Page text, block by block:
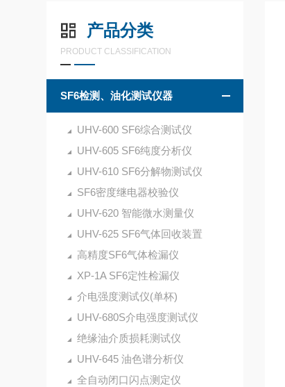
产品分类
PRODUCT CLASSIFICATION
SF6检测、油化测试仪器
UHV-600 SF6综合测试仪
UHV-605 SF6纯度分析仪
UHV-610 SF6分解物测试仪
SF6密度继电器校验仪
UHV-620 智能微水测量仪
UHV-625 SF6气体回收装置
高精度SF6气体检漏仪
XP-1A SF6定性检漏仪
介电强度测试仪(单杯)
UHV-680S介电强度测试仪
绝缘油介质损耗测试仪
UHV-645 油色谱分析仪
全自动闭口闪点测定仪